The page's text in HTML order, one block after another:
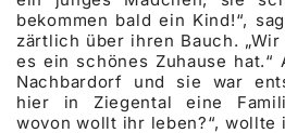
bekommen bald ein Kind!“,
zärtlich über ihren Bauch.
es ein schönes Zuhause hat.“
Nachbardorf und sie war
hier in Ziegental eine
wovon wollt ihr leben?“, wollte